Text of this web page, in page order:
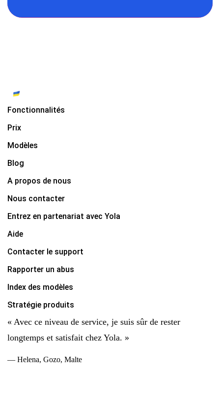
Fonctionnalités
Prix
Modèles
Blog
A propos de nous
Nous contacter
Entrez en partenariat avec Yola
Aide
Contacter le support
Rapporter un abus
Index des modèles
Stratégie produits
« Avec ce niveau de service, je suis sûr de rester
longtemps et satisfait chez Yola. »
— Helena, Gozo, Malte